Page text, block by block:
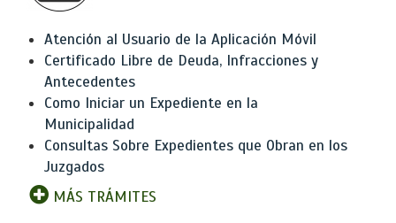
Atención al Usuario de la Aplicación Móvil
Certificado Libre de Deuda, Infracciones y
Antecedentes
Como Iniciar un Expediente en la
Municipalidad
Consultas Sobre Expedientes que Obran en los
Juzgados
MÁS TRÁMITES